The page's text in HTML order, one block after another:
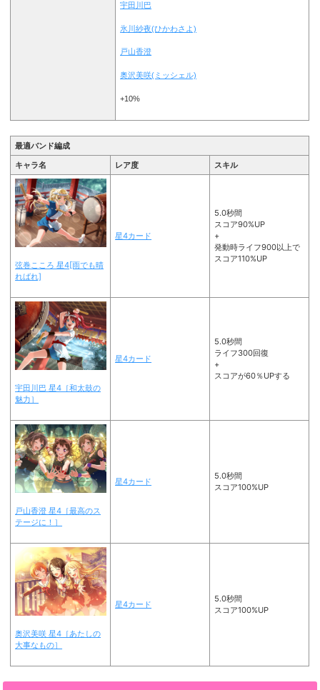
宇田川巴
氷川紗夜(ひかわさよ)
戸山香澄
奥沢美咲(ミッシェル)
+10%
最適バンド編成
キャラ名
レア度 スキル
弦巻こころ 星4[雨でも晴
ればれ]
星4カード
5.0秒間
スコア90%UP
+
発動時ライフ900以上で
スコア110%UP
宇田川巴 星4［和太鼓の
魅力］
星4カード
5.0秒間
ライフ300回復
+
スコアが60％UPする
戸山香澄 星4［最高のス
テージに！］
星4カード
5.0秒間
スコア100%UP
奥沢美咲 星4［あたしの
大事なもの］
星4カード
5.0秒間
スコア100%UP